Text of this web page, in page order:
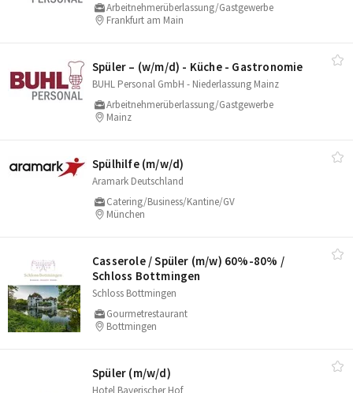
Arbeitnehmerüberlassung/Gastgewerbe
Frankfurt am Main
Spüler – (w/​m/​d) - Küche - Gastronomie
BUHL Personal GmbH - Niederlassung Mainz
Arbeitnehmerüberlassung/Gastgewerbe
Mainz
Spülhilfe (m/​w/​d)
Aramark Deutschland
Catering/Business/Kantine/GV
München
Casserole /​ Spüler (m/​w) 60%-80% /​
Schloss Bottmingen
Schloss Bottmingen
Gourmetrestaurant
Bottmingen
Spüler (m/​w/​d)
Hotel Bayerischer Hof